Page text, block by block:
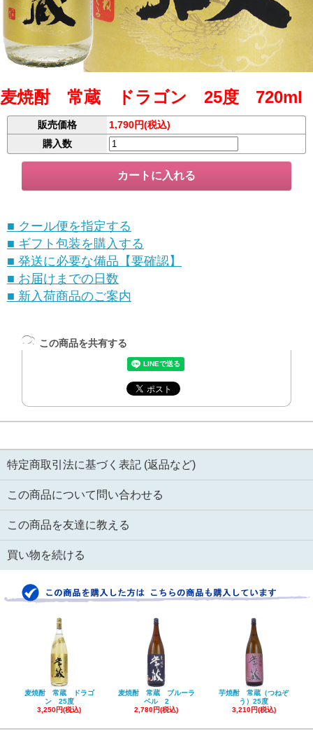
麦焼酎 常蔵 ドラゴン 25度 720ml
販売価格
1,790円(税込)
購入数
■ クール便を指定する
■ ギフト包装を購入する
■ 発送に必要な備品【要確認】
■ お届けまでの日数
■ 新入荷商品のご案内
この商品を共有する
特定商取引法に基づく表記 (返品など)
この商品について問い合わせる
この商品を友達に教える
買い物を続ける
麦焼酎 常蔵 ドラゴ
ン 25度
3,250円(税込)
麦焼酎 常蔵 ブルーラ
ベル 2
2,780円(税込)
芋焼酎 常蔵（つねぞ
う）25度
3,210円(税込)